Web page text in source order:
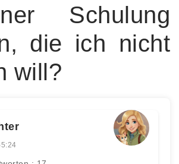
Schulung
die ich nicht
will?